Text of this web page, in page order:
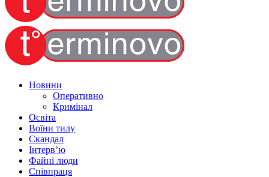
Новини
Оперативно
Кримінал
Освіта
Воїни тилу
Скандал
Інтерв’ю
Файні люди
Співпраця